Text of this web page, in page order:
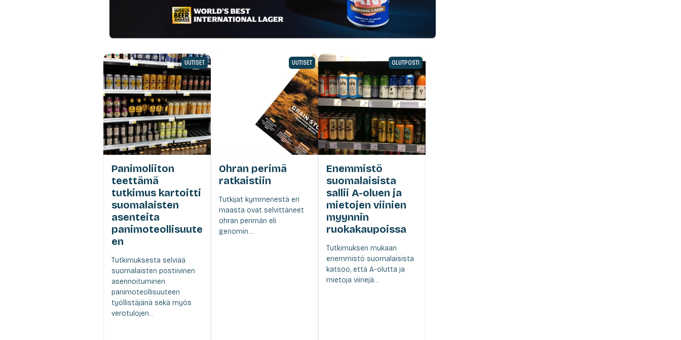
UUTISET
Panimoliiton
teettämä
tutkimus kartoitti
suomalaisten
asenteita
panimoteollisuute
en
Tutkimuksesta selviää
suomalaisten postiivinen
asennoituminen
panimoteollisuuteen
työllistäjänä sekä myös
verotulojen...
UUTISET
Ohran perimä
ratkaistiin
Tutkijat kymmenestä eri
maasta ovat selvittäneet
ohran perimän eli
genomin....
OLUTPOSTI
Enemmistö
suomalaisista
sallii A-oluen ja
mietojen viinien
myynnin
ruokakaupoissa
Tutkimuksen mukaan
enemmistö suomalaisista
katsoo, että A-olutta ja
mietoja viinejä...